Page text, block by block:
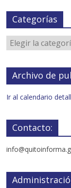
Categorías
Archivo de
Ir al calendario
Contacto: